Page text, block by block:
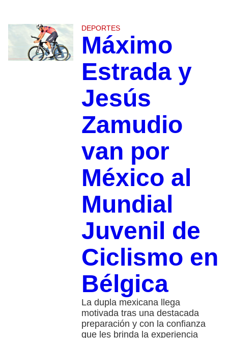
DEPORTES
Máximo
Estrada y
Jesús
Zamudio
van por
México al
Mundial
Juvenil de
Ciclismo en
Bélgica
La dupla mexicana llega
motivada tras una destacada
preparación y con la confianza
que les brinda la experiencia